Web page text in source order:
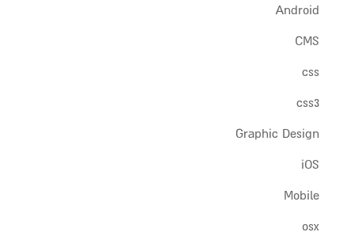
Android
CMS
css
css3
Graphic Design
iOS
Mobile
osx